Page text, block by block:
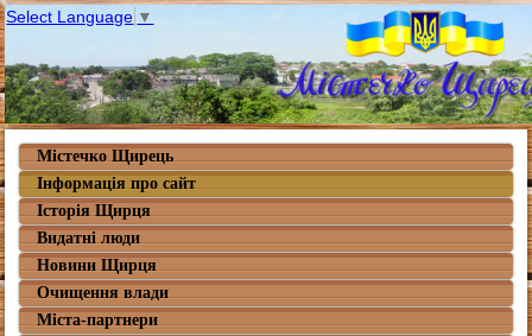
Select Language ▼
Містечко Щирець
Інформація про сайт
Історія Щирця
Видатні люди
Новини Щирця
Очищення влади
Міста-партнери